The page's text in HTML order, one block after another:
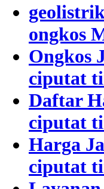
ongkos
Ongkos
ciputat
Daftar
ciputat
Harga
ciputat